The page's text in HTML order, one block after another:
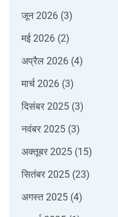
जून 2026 (3)
मई 2026 (2)
अप्रैल 2026 (4)
मार्च 2026 (3)
दिसंबर 2025 (3)
नवंबर 2025 (3)
अक्तूबर 2025 (15)
सितंबर 2025 (23)
अगस्त 2025 (4)